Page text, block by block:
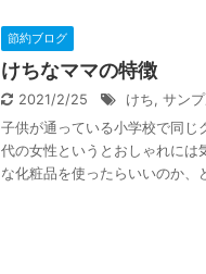
節約ブログ
けちなママの特徴
2021/2/25 けち, サン
子供が通っている小学校で同
代の女性というとおしゃれには
な化粧品を使ったらいいのか、